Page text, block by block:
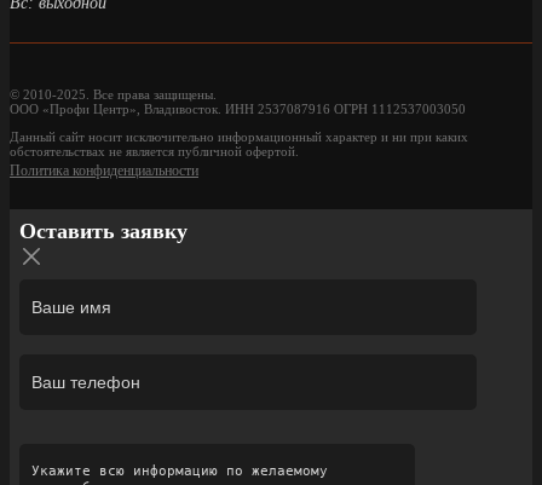
© 2010-2025. Все права защищены.
ООО «Профи Центр», Владивосток. ИНН 2537087916 ОГРН 1112537003050
Данный сайт носит исключительно информационный характер и ни при каких
обстоятельствах не является публичной офертой.
Политика конфиденциальности
Оставить заявку